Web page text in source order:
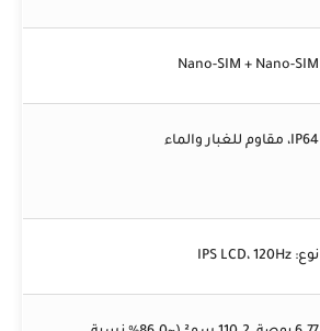
Nano-SIM + Nano-SIM
IP64، مقاوم للغبار والماء
نوع: IPS LCD، 120Hz